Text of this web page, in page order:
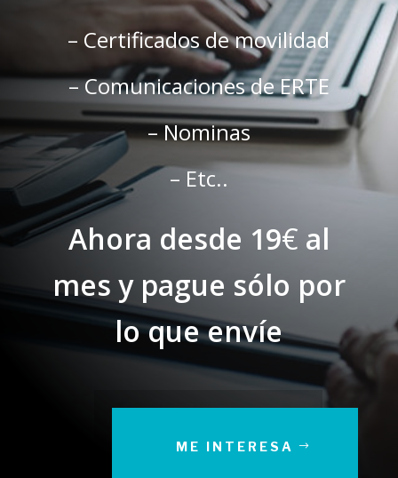
– Certificados de movilidad
– Comunicaciones de ERTE
– Nominas
– Etc..
Ahora desde 19€ al
mes y pague sólo por
lo que envíe
ME INTERESA